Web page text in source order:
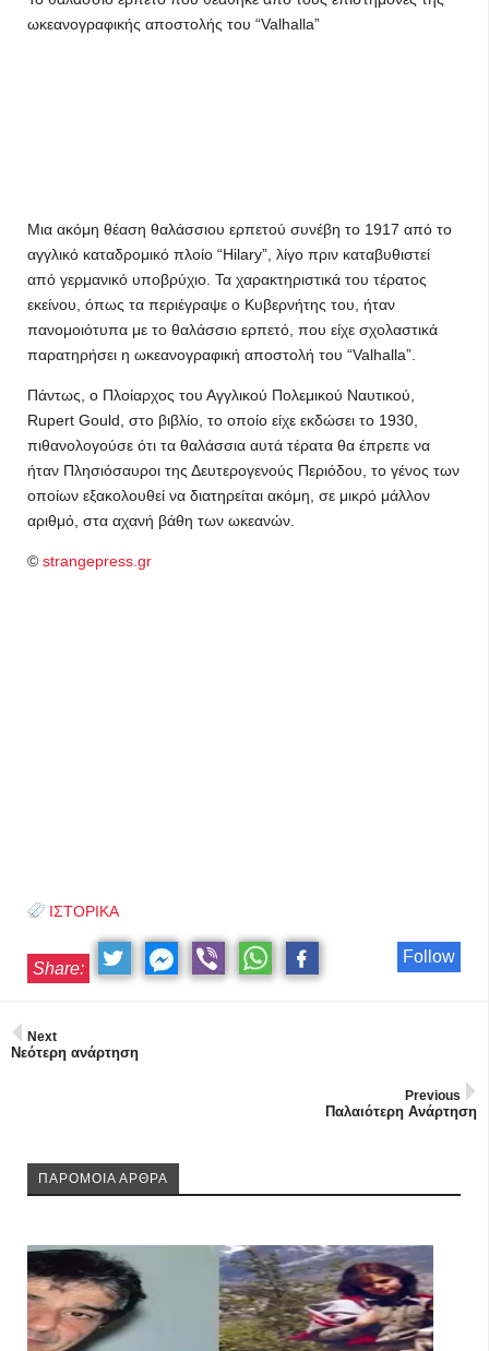
ωκεανογραφικής αποστολής του “Valhalla”
Μια ακόμη θέαση θαλάσσιου ερπετού συνέβη το 1917 από το
αγγλικό καταδρομικό πλοίο “Hilary”, λίγο πριν καταβυθιστεί
από γερμανικό υποβρύχιο. Τα χαρακτηριστικά του τέρατος
εκείνου, όπως τα περιέγραψε ο Κυβερνήτης του, ήταν
πανομοιότυπα με το θαλάσσιο ερπετό, που είχε σχολαστικά
παρατηρήσει η ωκεανογραφική αποστολή του “Valhalla”.
Πάντως, ο Πλοίαρχος του Αγγλικού Πολεμικού Ναυτικού,
Rupert Gould, στο βιβλίο, το οποίο είχε εκδώσει το 1930,
πιθανολογούσε ότι τα θαλάσσια αυτά τέρατα θα έπρεπε να
ήταν Πλησιόσαυροι της Δευτερογενούς Περιόδου, το γένος των
οποίων εξακολουθεί να διατηρείται ακόμη, σε μικρό μάλλον
αριθμό, στα αχανή βάθη των ωκεανών.
© strangepress.gr
ΙΣΤΟΡΙΚΑ
Follow
Share:
Next
Νεότερη ανάρτηση
Previous
Παλαιότερη Ανάρτηση
ΠΑΡΟΜΟΙΑ ΑΡΘΡΑ